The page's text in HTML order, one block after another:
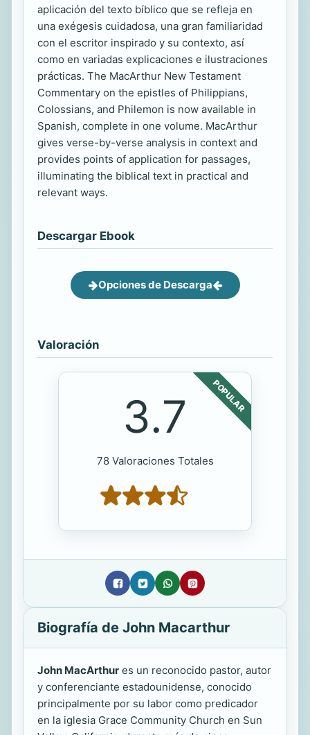
aplicación del texto bíblico que se refleja en
una exégesis cuidadosa, una gran familiaridad
con el escritor inspirado y su contexto, así
como en variadas explicaciones e ilustraciones
prácticas. The MacArthur New Testament
Commentary on the epistles of Philippians,
Colossians, and Philemon is now available in
Spanish, complete in one volume. MacArthur
gives verse-by-verse analysis in context and
provides points of application for passages,
illuminating the biblical text in practical and
relevant ways.
Descargar Ebook
Opciones de Descarga
Valoración
POPULAR
3.7
78 Valoraciones Totales
Biografía de John Macarthur
John MacArthur es un reconocido pastor, autor
y conferenciante estadounidense, conocido
principalmente por su labor como predicador
en la iglesia Grace Community Church en Sun